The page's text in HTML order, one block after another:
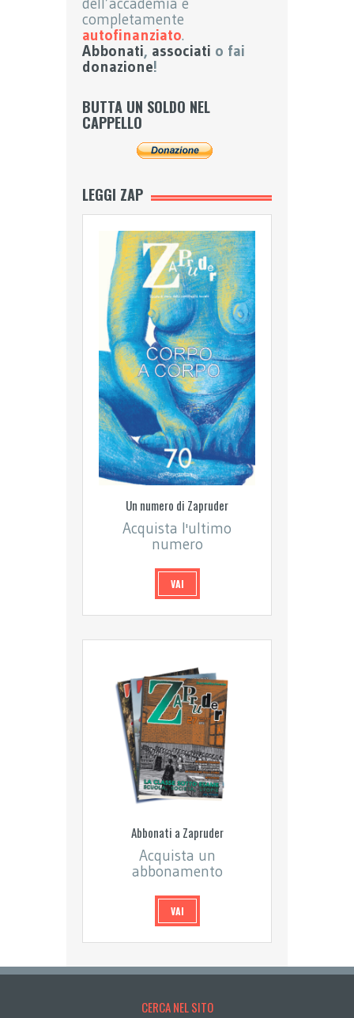
completamente
autofinanziato.
Abbonati, associati o fai
donazione!
BUTTA UN SOLDO NEL
CAPPELLO
LEGGI ZAP
Un numero di Zapruder
Acquista l'ultimo
numero
VAI
Abbonati a Zapruder
Acquista un
abbonamento
VAI
CERCA NEL SITO